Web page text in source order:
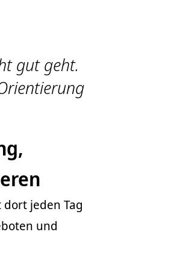
gut geht.
jeden Tag
und